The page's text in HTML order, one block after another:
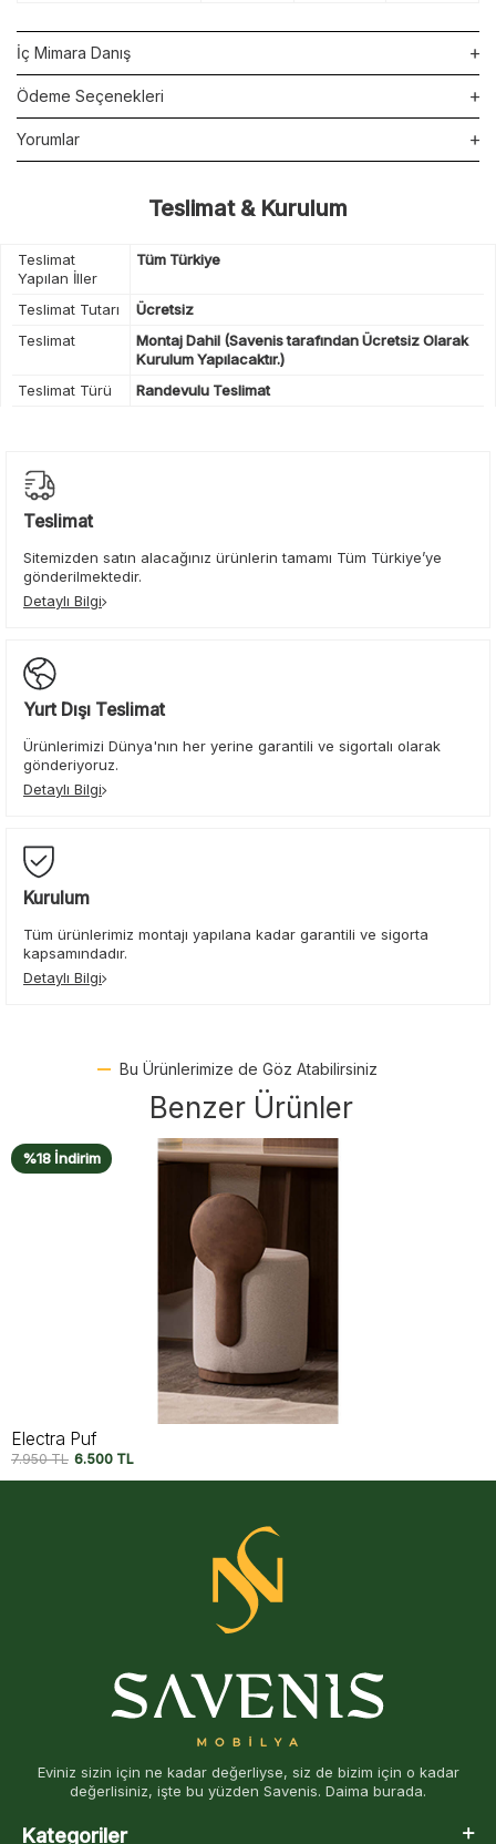
İç Mimara Danış
Ödeme Seçenekleri
Yorumlar
Teslimat & Kurulum
Teslimat
Yapılan İller
Tüm Türkiye
Teslimat Tutarı
Ücretsiz
Teslimat
Montaj Dahil (Savenis tarafından Ücretsiz Olarak
Kurulum Yapılacaktır.)
Teslimat Türü
Randevulu Teslimat
Teslimat
Sitemizden satın alacağınız ürünlerin tamamı Tüm Türkiye’ye
gönderilmektedir.
Detaylı Bilgi
Yurt Dışı Teslimat
Ürünlerimizi Dünya'nın her yerine garantili ve sigortalı olarak
gönderiyoruz.
Detaylı Bilgi
Kurulum
Tüm ürünlerimiz montajı yapılana kadar garantili ve sigorta
kapsamındadır.
Detaylı Bilgi
Bu Ürünlerimize de Göz Atabilirsiniz
Benzer Ürünler
%18 İndirim
Electra Puf
7.950TL 6.500 TL
Eviniz sizin için ne kadar değerliyse, siz de bizim için o kadar
değerlisiniz, işte bu yüzden Savenis. Daima burada.
Kategoriler